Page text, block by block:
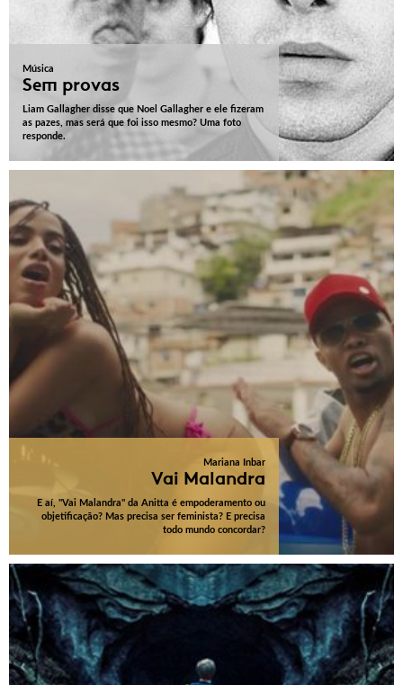
Música
Sem provas
Liam Gallagher disse que Noel Gallagher e ele fizeram
as pazes, mas será que foi isso mesmo? Uma foto
responde.
Mariana Inbar
Vai Malandra
E aí, "Vai Malandra" da Anitta é empoderamento ou
objetificação? Mas precisa ser feminista? E precisa
todo mundo concordar?